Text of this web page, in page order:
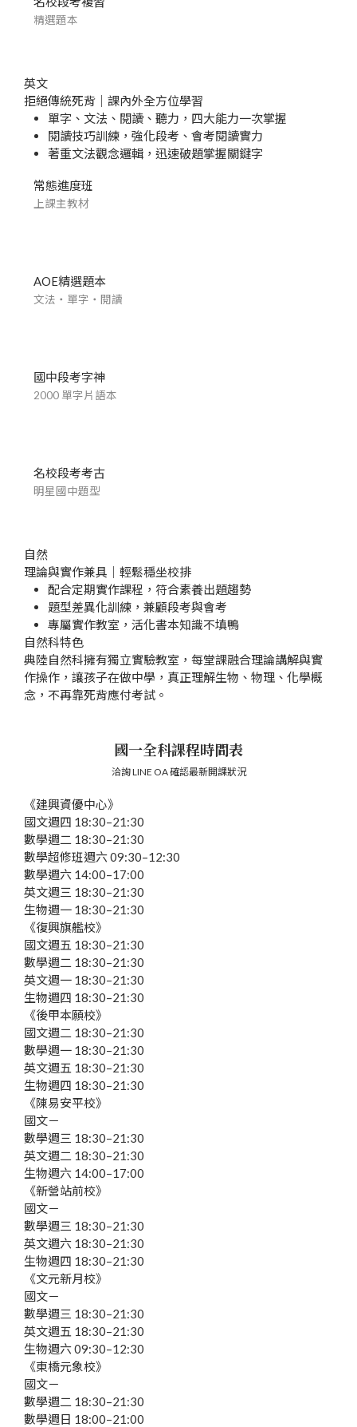
精選題本
英文
拒絕傳統死背｜課內外全方位學習
單字、文法、閱讀、聽力，四大能力一次掌握
閱讀技巧訓練，強化段考、會考閱讀實力
著重文法觀念邏輯，迅速破題掌握關鍵字
常態進度班
上課主教材
AOE精選題本
文法・單字・閱讀
國中段考字神
2000 單字片語本
名校段考考古
明星國中題型
自然
理論與實作兼具｜輕鬆穩坐校排
配合定期實作課程，符合素養出題趨勢
題型差異化訓練，兼顧段考與會考
專屬實作教室，活化書本知識不填鴨
自然科特色
典陸自然科擁有獨立實驗教室，每堂課融合理論講解與實
作操作，讓孩子在做中學，真正理解生物、物理、化學概
念，不再靠死背應付考試。
國一全科課程時間表
洽詢 LINE OA 確認最新開課狀況
《建興資優中心》
國文週四 18:30–21:30
數學週二 18:30–21:30
數學超修班週六 09:30–12:30
數學週六 14:00–17:00
英文週三 18:30–21:30
生物週一 18:30–21:30
《復興旗艦校》
國文週五 18:30–21:30
數學週二 18:30–21:30
英文週一 18:30–21:30
生物週四 18:30–21:30
《後甲本願校》
國文週二 18:30–21:30
數學週一 18:30–21:30
英文週五 18:30–21:30
生物週四 18:30–21:30
《陳易安平校》
國文－
數學週三 18:30–21:30
英文週二 18:30–21:30
生物週六 14:00–17:00
《新營站前校》
國文－
數學週三 18:30–21:30
英文週六 18:30–21:30
生物週四 18:30–21:30
《文元新月校》
國文－
數學週三 18:30–21:30
英文週五 18:30–21:30
生物週六 09:30–12:30
《東橋元象校》
國文－
數學週二 18:30–21:30
數學週日 18:00–21:00